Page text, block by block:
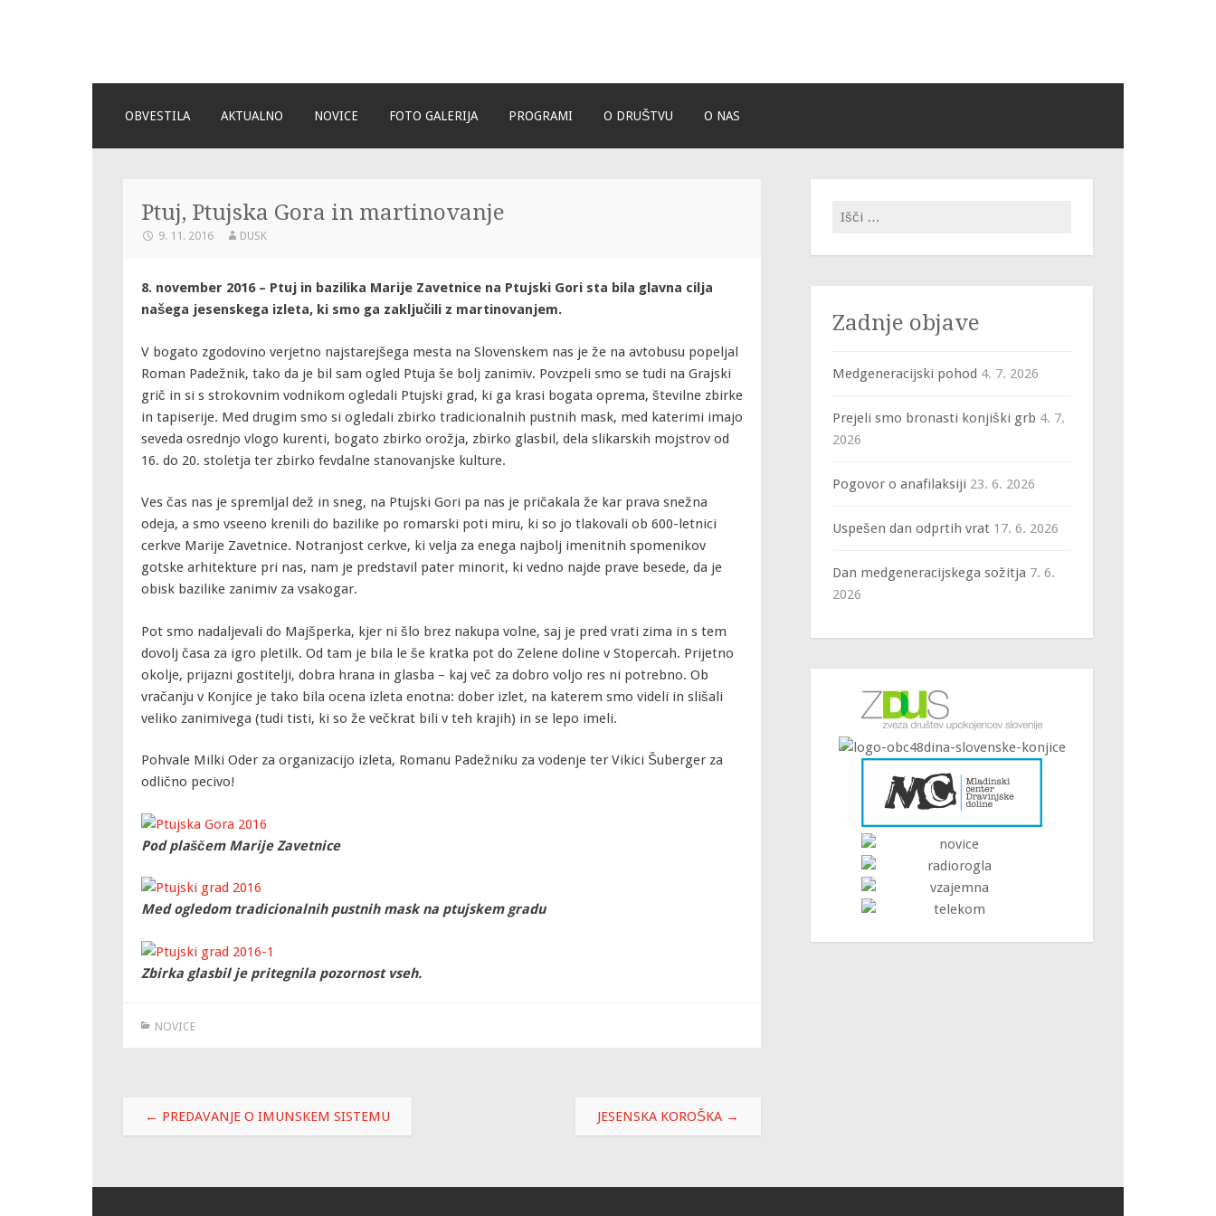
CONTENT
OBVESTILA AKTUALNO NOVICE FOTO GALERIJA PROGRAMI O DRUŠTVU O NAS
Ptuj, Ptujska Gora in martinovanje
9. 11. 2016 DUSK
8. november 2016 – Ptuj in bazilika Marije Zavetnice na Ptujski Gori sta bila glavna cilja
našega jesenskega izleta, ki smo ga zaključili z martinovanjem.
V bogato zgodovino verjetno najstarejšega mesta na Slovenskem nas je že na avtobusu popeljal
Roman Padežnik, tako da je bil sam ogled Ptuja še bolj zanimiv. Povzpeli smo se tudi na Grajski
grič in si s strokovnim vodnikom ogledali Ptujski grad, ki ga krasi bogata oprema, številne zbirke
in tapiserije. Med drugim smo si ogledali zbirko tradicionalnih pustnih mask, med katerimi imajo
seveda osrednjo vlogo kurenti, bogato zbirko orožja, zbirko glasbil, dela slikarskih mojstrov od
16. do 20. stoletja ter zbirko fevdalne stanovanjske kulture.
Ves čas nas je spremljal dež in sneg, na Ptujski Gori pa nas je pričakala že kar prava snežna
odeja, a smo vseeno krenili do bazilike po romarski poti miru, ki so jo tlakovali ob 600-letnici
cerkve Marije Zavetnice. Notranjost cerkve, ki velja za enega najbolj imenitnih spomenikov
gotske arhitekture pri nas, nam je predstavil pater minorit, ki vedno najde prave besede, da je
obisk bazilike zanimiv za vsakogar.
Pot smo nadaljevali do Majšperka, kjer ni šlo brez nakupa volne, saj je pred vrati zima in s tem
dovolj časa za igro pletilk. Od tam je bila le še kratka pot do Zelene doline v Stopercah. Prijetno
okolje, prijazni gostitelji, dobra hrana in glasba – kaj več za dobro voljo res ni potrebno. Ob
vračanju v Konjice je tako bila ocena izleta enotna: dober izlet, na katerem smo videli in slišali
veliko zanimivega (tudi tisti, ki so že večkrat bili v teh krajih) in se lepo imeli.
Pohvale Milki Oder za organizacijo izleta, Romanu Padežniku za vodenje ter Vikici Šuberger za
odlično pecivo!
Pod plaščem Marije Zavetnice
Med ogledom tradicionalnih pustnih mask na ptujskem gradu
Zbirka glasbil je pritegnila pozornost vseh.
NOVICE
Post
navigation
← PREDAVANJE O IMUNSKEM SISTEMU JESENSKA KOROŠKA →
Išči:
Zadnje objave
Medgeneracijski pohod 4. 7. 2026
Prejeli smo bronasti konjiški grb 4. 7.
2026
Pogovor o anafilaksiji 23. 6. 2026
Uspešen dan odprtih vrat 17. 6. 2026
Dan medgeneracijskega sožitja 7. 6.
2026